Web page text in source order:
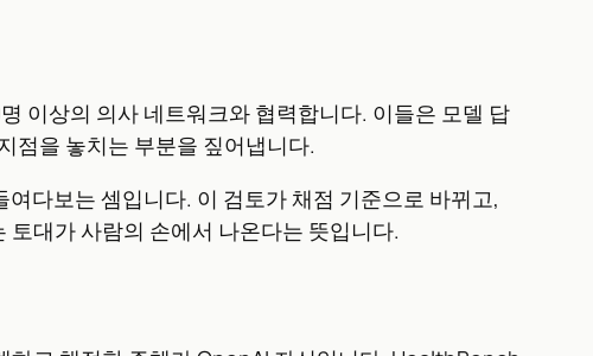
이상의 의사 네트워크와 협력합니다. 이들은 모델 답
점을 놓치는 부분을 짚어냅니다.
다보는 셈입니다. 이 검토가 채점 기준으로 바뀌고,
대가 사람의 손에서 나온다는 뜻입니다.